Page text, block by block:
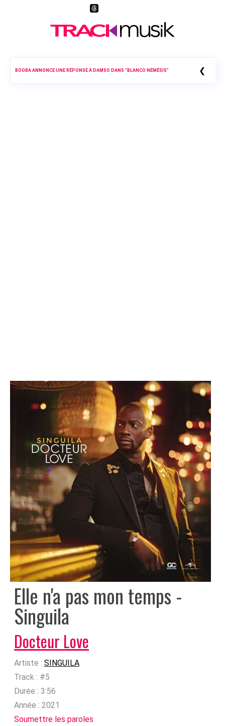
BOOBA ANNONCE UNE RÉPONSE À DAMSO DANS “BLANCO NÉMÉSIS” ❮
Elle n'a pas mon temps -
Singuila
Docteur Love
Artiste : SINGUILA
Track : #5
Durée : 3:56
Année : 2021
Soumettre les paroles